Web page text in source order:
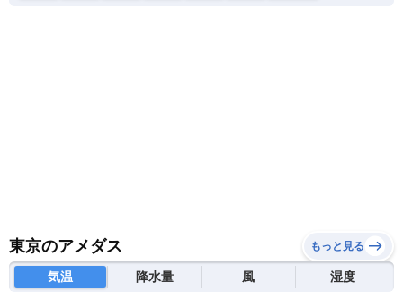
東京のアメダス もっと見る
気温 降水量 風 湿度